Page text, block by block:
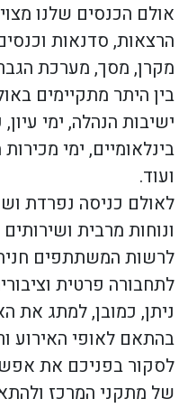
אולם הכנסים שלנו
הרצאות, סדנאות
מקרן, מסך, מערכת
בין היתר מתקיימים
ישיבות הנהלה, ימי
בינלאומיים, ימי
ועוד.
לאולם כניסה נפרדת
ונוחות מרבית
לרשות המשתתפים
לתחבורה פרטית
ניתן, כמובן, למתג את
בהתאם לאופי האירוע
לסקור בפניכם את
של מתקני המרכז